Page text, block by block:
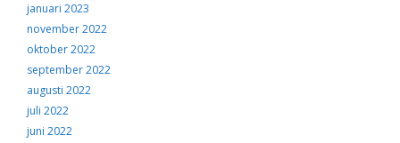
januari 2023
november 2022
oktober 2022
september 2022
augusti 2022
juli 2022
juni 2022